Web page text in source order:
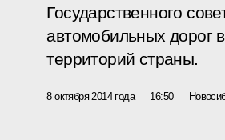
Государственного
автомобильных дорог
территорий страны.
8 октября 2014 года 16:50